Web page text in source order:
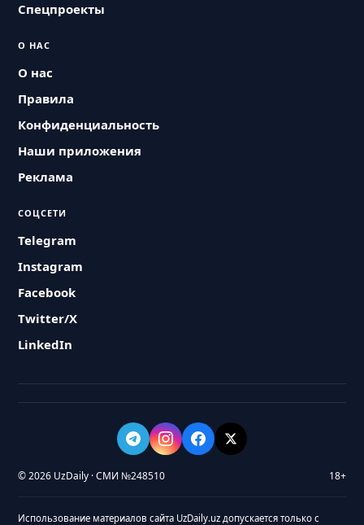
Спецпроекты
О НАС
О нас
Правила
Конфиденциальность
Наши приложения
Реклама
СОЦСЕТИ
Telegram
Instagram
Facebook
Twitter/X
LinkedIn
© 2026 UzDaily · СМИ №248510 18+
Использование материалов сайта UzDaily.uz допускается только с